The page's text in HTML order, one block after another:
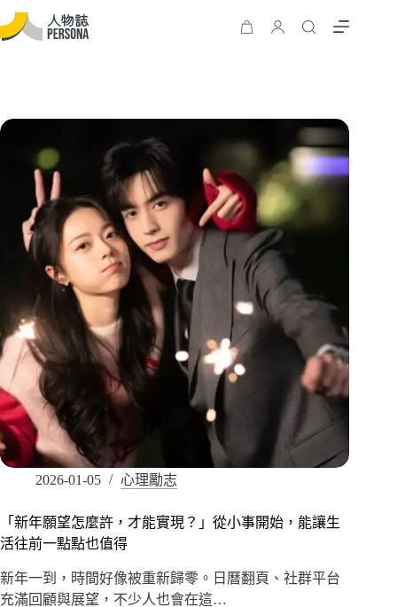
2026-01-05 心理勵志
「新年願望怎麼許，才能實現？」從小事開始，能讓生
活往前一點點也值得
新年一到，時間好像被重新歸零。日曆翻頁、社群平台
充滿回顧與展望，不少人也會在這…